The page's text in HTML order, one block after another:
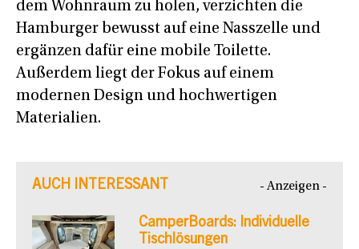
dem Wohnraum zu holen, verzichten die
Hamburger bewusst auf eine Nasszelle und
ergänzen dafür eine mobile Toilette.
Außerdem liegt der Fokus auf einem
modernen Design und hochwertigen
Materialien.
AUCH INTERESSANT - Anzeigen -
CamperBoards: Individuelle
Tischlösungen